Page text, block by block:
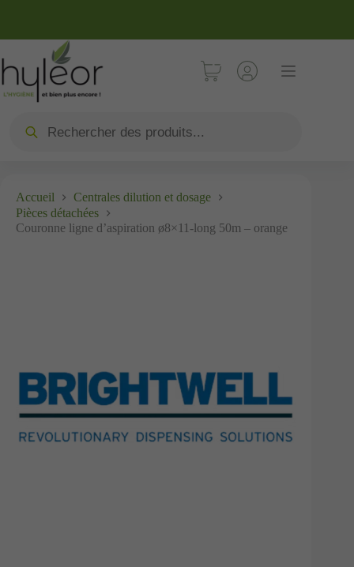
Accueil
Centrales dilution et dosage
Pièces détachées
Couronne ligne d’aspiration ø8×11-long 50m – orange